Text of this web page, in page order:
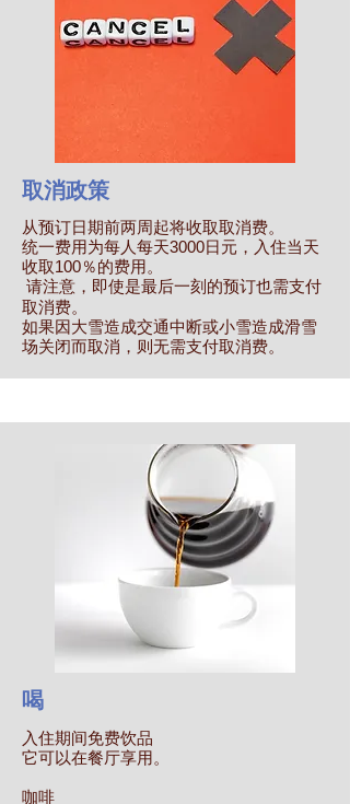
取消政策
从预订日期前两周起将收取取消费。
统一费用为每人每天3000日元，入住当天
收取100％的费用。
请注意，即使是最后一刻的预订也需支付
取消费。
如果因大雪造成交通中断或小雪造成滑雪
场关闭而取消，则无需支付取消费。
喝
入住期间免费饮品
它可以在餐厅享用。
咖啡